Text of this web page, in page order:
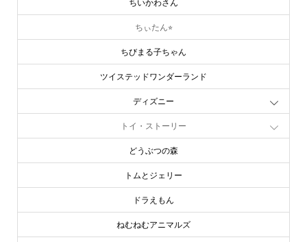
ちぃたん⭐︎
ちびまる子ちゃん
ツイステッドワンダーランド
ディズニー
トイ・ストーリー
どうぶつの森
トムとジェリー
ドラえもん
ねむねむアニマルズ